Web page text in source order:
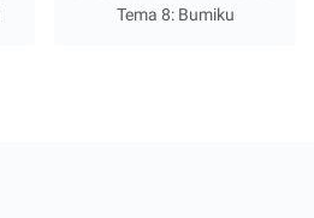
Tema 8: Bumiku